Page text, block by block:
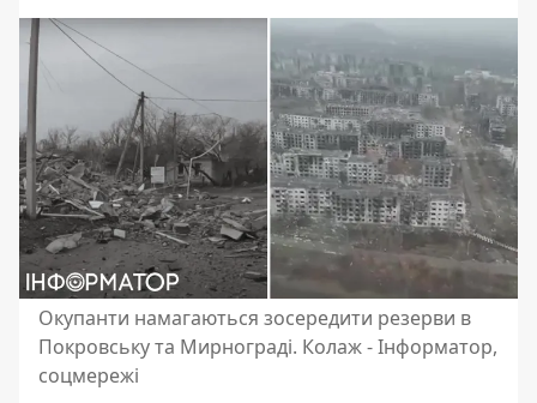
Окупанти намагаються зосередити резерви в
Покровську та Мирнограді. Колаж - Інформатор,
соцмережі